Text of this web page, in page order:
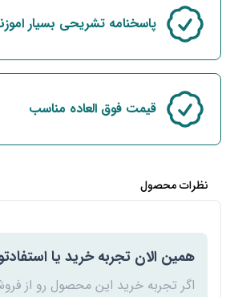
پاسخنامه تشریحی بسیار
قیمت فوق العاده مناسب
نظرات محصول
همین الان تجربه خرید یا
اگر تجربه خرید این محصول رو از